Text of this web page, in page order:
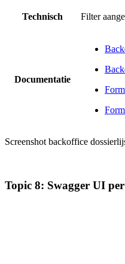
Technisch Filter
Documentatie
Screenshot backoffice
Topic 8: Swagger UI